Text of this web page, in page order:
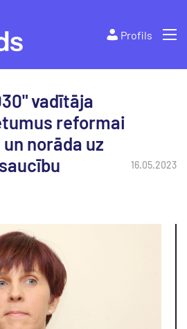
Profils
vadītāja
reformai
norāda uz
16.05.2023